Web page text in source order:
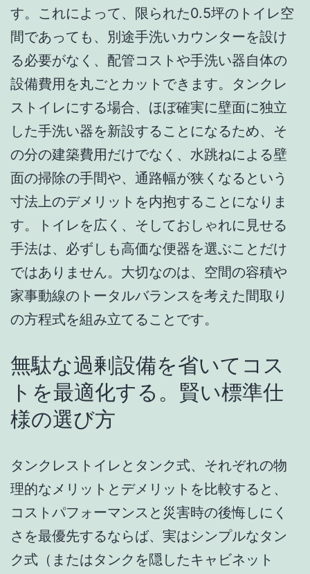
す。これによって、限られた0.5坪のトイレ空
間であっても、別途手洗いカウンターを設け
る必要がなく、配管コストや手洗い器自体の
設備費用を丸ごとカットできます。タンクレ
ストイレにする場合、ほぼ確実に壁面に独立
した手洗い器を新設することになるため、そ
の分の建築費用だけでなく、水跳ねによる壁
面の掃除の手間や、通路幅が狭くなるという
寸法上のデメリットを内抱することになりま
す。トイレを広く、そしておしゃれに見せる
手法は、必ずしも高価な便器を選ぶことだけ
ではありません。大切なのは、空間の容積や
家事動線のトータルバランスを考えた間取り
の方程式を組み立てることです。
無駄な過剰設備を省いてコス
トを最適化する。賢い標準仕
様の選び方
タンクレストイレとタンク式、それぞれの物
理的なメリットとデメリットを比較すると、
コストパフォーマンスと災害時の後悔しにく
さを最優先するならば、実はシンプルなタン
ク式（またはタンクを隠したキャビネット